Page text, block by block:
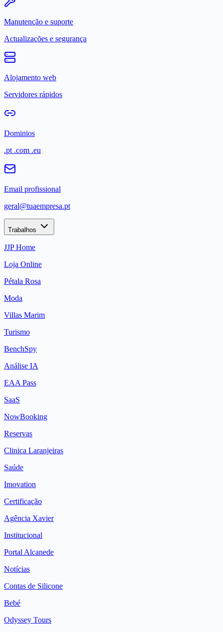
Manutenção e suporte
Actualizações e segurança
Alojamento web
Servidores rápidos
Dominios
.pt .com .eu
Email profissional
geral@tuaempresa.pt
Trabalhos
JJP Home
Loja Online
Pétala Rosa
Moda
Villas Marim
Turismo
BenchSpy
Análise IA
EAA Pass
SaaS
NowBooking
Reservas
Clinica Laranjeiras
Saúde
Imovation
Certificação
Agência Xavier
Institucional
Portal Alcanede
Notícias
Contas de Silicone
Bebé
Odyssey Tours